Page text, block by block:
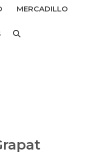
MERCADILLO